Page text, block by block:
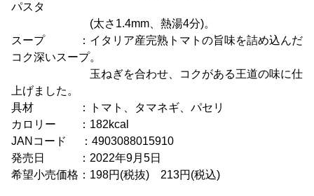
パスタ
(太さ1.4mm、熱湯4分)。
スープ ：イタリア産完熟トマトの旨味を詰め込んだ
コク深いスープ。
玉ねぎを合わせ、コクがある王道の味に仕
上げました。
具材 ：トマト、タマネギ、パセリ
カロリー ：182kcal
JANコード ：4903088015910
発売日 ：2022年9月5日
希望小売価格：198円(税抜) 213円(税込)